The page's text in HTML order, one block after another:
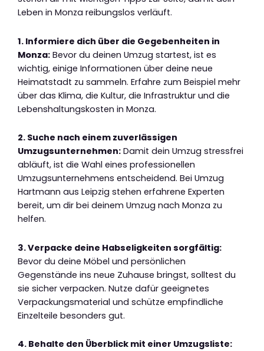
Leben in Monza reibungslos verläuft.
1. Informiere dich über die Gegebenheiten in
Monza: Bevor du deinen Umzug startest, ist es
wichtig, einige Informationen über deine neue
Heimatstadt zu sammeln. Erfahre zum Beispiel mehr
über das Klima, die Kultur, die Infrastruktur und die
Lebenshaltungskosten in Monza.
2. Suche nach einem zuverlässigen
Umzugsunternehmen: Damit dein Umzug stressfrei
abläuft, ist die Wahl eines professionellen
Umzugsunternehmens entscheidend. Bei Umzug
Hartmann aus Leipzig stehen erfahrene Experten
bereit, um dir bei deinem Umzug nach Monza zu
helfen.
3. Verpacke deine Habseligkeiten sorgfältig:
Bevor du deine Möbel und persönlichen
Gegenstände ins neue Zuhause bringst, solltest du
sie sicher verpacken. Nutze dafür geeignetes
Verpackungsmaterial und schütze empfindliche
Einzelteile besonders gut.
4. Behalte den Überblick mit einer Umzugsliste: